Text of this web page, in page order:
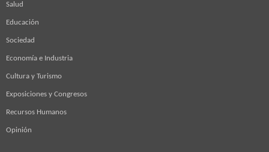
Salud
Educación
Sociedad
Economía e Industria
Cultura y Turismo
Exposiciones y Congresos
Recursos Humanos
Opinión